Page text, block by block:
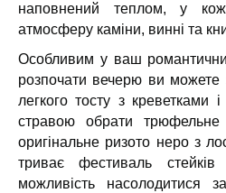
наповнений теплом, у
атмосферу каміни, винні та
Особливим у ваш
розпочати вечерю ви можете
легкого тосту з креветками
стравою обрати
оригінальне ризото неро з
триває фестиваль
можливість насолодитися